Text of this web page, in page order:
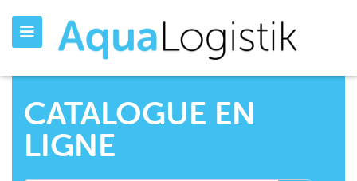
CATALOGUE EN
LIGNE